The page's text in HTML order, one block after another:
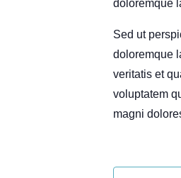
doloremque
Sed ut
doloremque
veritatis et
voluptatem
magni